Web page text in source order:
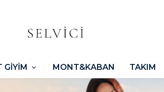
GİYİM MONT&KABAN TAKIM